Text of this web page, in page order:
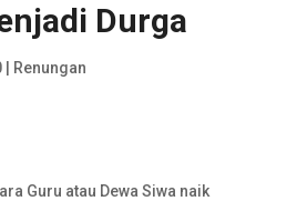
Durga
| Renungan
Guru atau Dewa Siwa naik